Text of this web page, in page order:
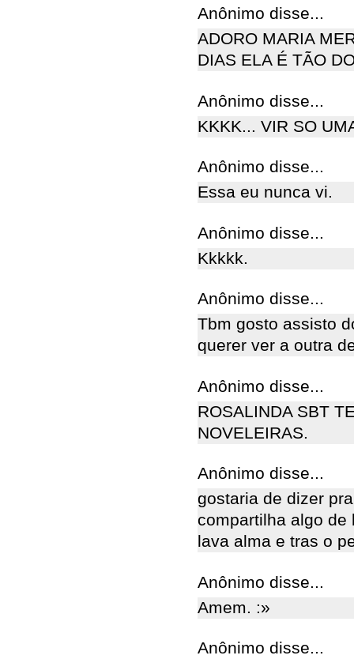
Anônimo disse...
ADORO MARIA
DIAS ELA É TÃO
Anônimo disse...
KKKK... VIR SO
Anônimo disse...
Essa eu nunca vi.
Anônimo disse...
Kkkkk.
Anônimo disse...
Tbm gosto assisto
querer ver a outra
Anônimo disse...
ROSALINDA SBT
NOVELEIRAS.
Anônimo disse...
gostaria de dizer
compartilha algo de
lava alma e tras o
Anônimo disse...
Amem. :»
Anônimo disse...